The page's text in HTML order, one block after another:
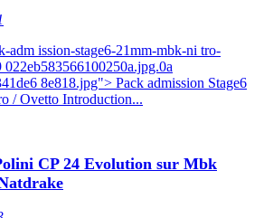
adm ission-stage6-21mm-mbk-ni tro-
8e818.jpg"> Pack admission Stage6
/ Ovetto Introduction...
CP 24 Evolution sur Mbk